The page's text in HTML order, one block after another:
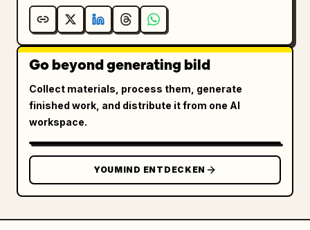
Go beyond generating bild
Collect materials, process them, generate
finished work, and distribute it from one AI
workspace.
YOUMIND ENTDECKEN